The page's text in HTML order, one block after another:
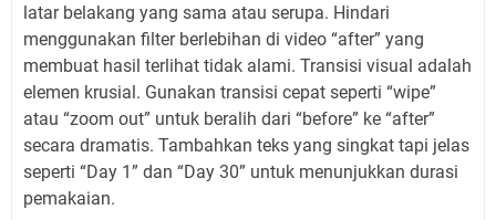
latar belakang yang sama atau serupa. Hindari
menggunakan filter berlebihan di video “after” yang
membuat hasil terlihat tidak alami. Transisi visual adalah
elemen krusial. Gunakan transisi cepat seperti “wipe”
atau “zoom out” untuk beralih dari “before” ke “after”
secara dramatis. Tambahkan teks yang singkat tapi jelas
seperti “Day 1” dan “Day 30” untuk menunjukkan durasi
pemakaian.